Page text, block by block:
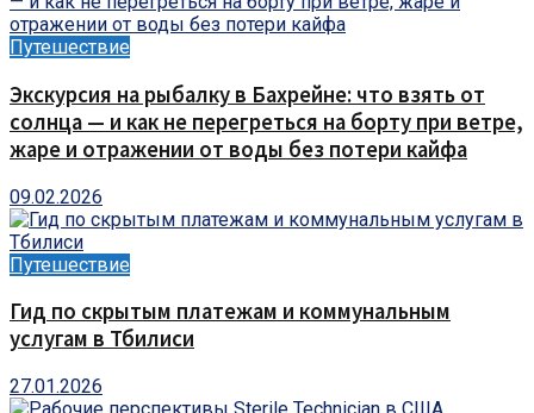
Путешествие
Экскурсия на рыбалку в Бахрейне: что взять от
солнца — и как не перегреться на борту при ветре,
жаре и отражении от воды без потери кайфа
09.02.2026
Путешествие
Гид по скрытым платежам и коммунальным
услугам в Тбилиси
27.01.2026